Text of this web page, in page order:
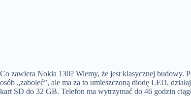
Co zawiera Nokia 130? Wiemy, że jest klasycznej budowy.
osób „zaboleć”, ale ma za to umieszczoną diodę LED,
kart SD do 32 GB. Telefon ma wytrzymać do 46 godzin